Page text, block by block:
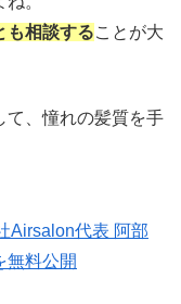
も相談することが大
て、憧れの髪質を手
Airsalon代表 阿部
無料公開